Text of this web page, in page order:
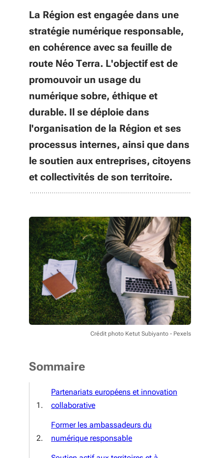
La Région est engagée dans une
stratégie numérique responsable,
en cohérence avec sa feuille de
route Néo Terra. L'objectif est de
promouvoir un usage du
numérique sobre, éthique et
durable. Il se déploie dans
l'organisation de la Région et ses
processus internes, ainsi que dans
le soutien aux entreprises, citoyens
et collectivités de son territoire.
Crédit photo Ketut Subiyanto - Pexels
Sommaire
Partenariats européens et innovation
collaborative
Former les ambassadeurs du
numérique responsable